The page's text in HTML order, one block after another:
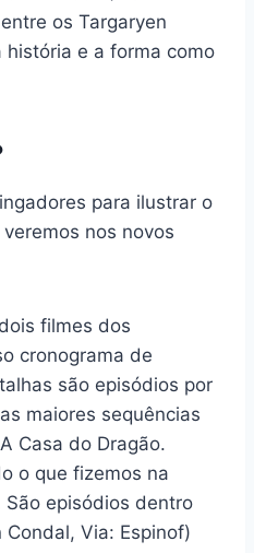
os Targaryen
e a forma como
para ilustrar o
nos novos
filmes dos
cronograma de
são episódios por
maiores sequências
Casa do Dragão.
o que fizemos na
episódios dentro
Condal, Via: Espinof)